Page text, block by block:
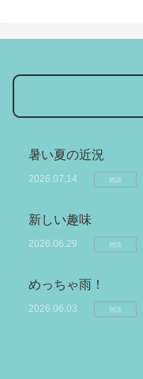
暑い夏の近況
2026.07.14 雑談
新しい趣味
2026.06.29 雑談
めっちゃ雨！
2026.06.03 雑談